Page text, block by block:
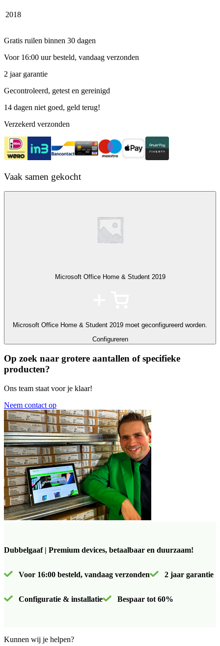
2018
Gratis ruilen binnen 30 dagen
Voor 16:00 uur besteld, vandaag verzonden
2 jaar garantie
Gecontroleerd, getest en gereinigd
14 dagen niet goed, geld terug!
Verzekerd verzonden
Vaak samen gekocht
Microsoft Office Home & Student 2019
Microsoft Office Home & Student 2019 moet geconfigureerd worden.
Configureren
Op zoek naar grotere aantallen of specifieke
producten?
Ons team staat voor je klaar!
Neem contact op
Dubbelgaaf | Premium devices, betaalbaar en duurzaam!
Voor 16:00 besteld, vandaag verzonden 2 jaar garantie
Configuratie & installatie Bespaar tot 60%
Kunnen wij je helpen?